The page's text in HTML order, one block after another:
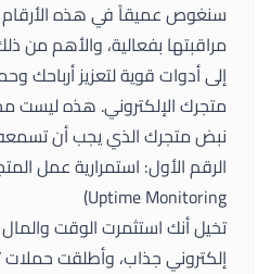
سنغوص عميقاً في هذه الأرقام
مراقبتها بفعالية، والأهم من
إلى أدوات قوية لتعزيز أرباحك
متجرك الإلكتروني. هذه ليست
نبض متجرك الذي يجب أن
Uptime Monitoring)
تخيل أنك استثمرت الوقت
إلكتروني جذاب، وأطلقت